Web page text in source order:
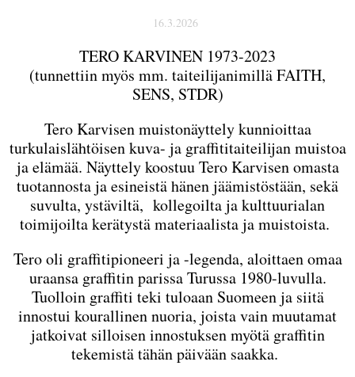
16.3.2026
TERO KARVINEN 1973-2023
(tunnettiin myös mm. taiteilijanimillä FAITH,
SENS, STDR)
Tero Karvisen muistonäyttely kunnioittaa
turkulaislähtöisen kuva- ja graffititaiteilijan muistoa
ja elämää. Näyttely koostuu Tero Karvisen omasta
tuotannosta ja esineistä hänen jäämistöstään, sekä
suvulta, ystäviltä, kollegoilta ja kulttuurialan
toimijoilta kerätystä materiaalista ja muistoista.
Tero oli graffitipioneeri ja -legenda, aloittaen omaa
uraansa graffitin parissa Turussa 1980-luvulla.
Tuolloin graffiti teki tuloaan Suomeen ja siitä
innostui kourallinen nuoria, joista vain muutamat
jatkoivat silloisen innostuksen myötä graffitin
tekemistä tähän päivään saakka.